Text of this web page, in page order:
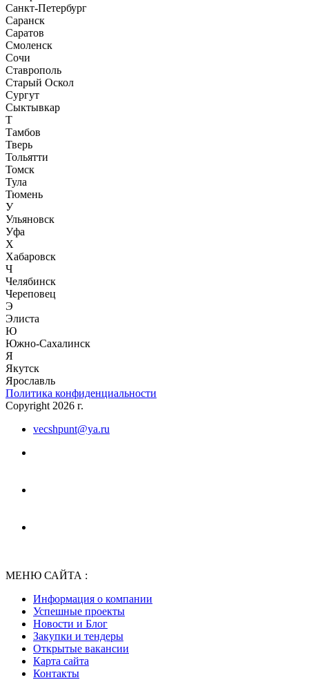
Санкт-Петербург
Саранск
Саратов
Смоленск
Сочи
Ставрополь
Старый Оскол
Сургут
Сыктывкар
Т
Тамбов
Тверь
Тольятти
Томск
Тула
Тюмень
У
Ульяновск
Уфа
Х
Хабаровск
Ч
Челябинск
Череповец
Э
Элиста
Ю
Южно-Сахалинск
Я
Якутск
Ярославль
Политика конфиденциальности
Copyright 2026 г.
vecshpunt@ya.ru
МЕНЮ САЙТА :
Информация о компании
Успешные проекты
Новости и Блог
Закупки и тендеры
Открытые вакансии
Карта сайта
Контакты